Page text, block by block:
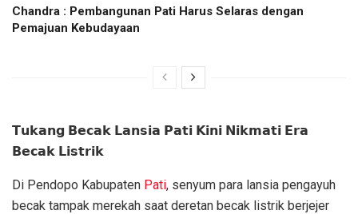
Chandra : Pembangunan Pati Harus Selaras dengan
Pemajuan Kebudayaan
𝗧𝘂𝗸𝗮𝗻𝗴 𝗕𝗲𝗰𝗮𝗸 𝗟𝗮𝗻𝘀𝗶𝗮 𝗣𝗮𝘁𝗶 𝗞𝗶𝗻𝗶 𝗡𝗶𝗸𝗺𝗮𝘁𝗶 𝗘𝗿𝗮
𝗕𝗲𝗰𝗮𝗸 𝗟𝗶𝘀𝘁𝗿𝗶𝗸
Di Pendopo Kabupaten Pati, senyum para lansia pengayuh
becak tampak merekah saat deretan becak listrik berjejer